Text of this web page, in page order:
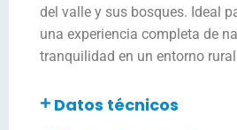
del valle y sus bosques. Ideal
una experiencia completa de
tranquilidad en un entorno
Datos técnicos